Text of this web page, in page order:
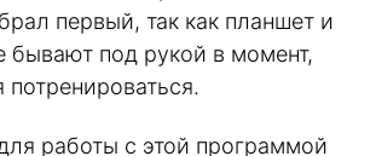
первый, так как планшет и
бывают под рукой в момент,
потренироваться.
работы с этой программой